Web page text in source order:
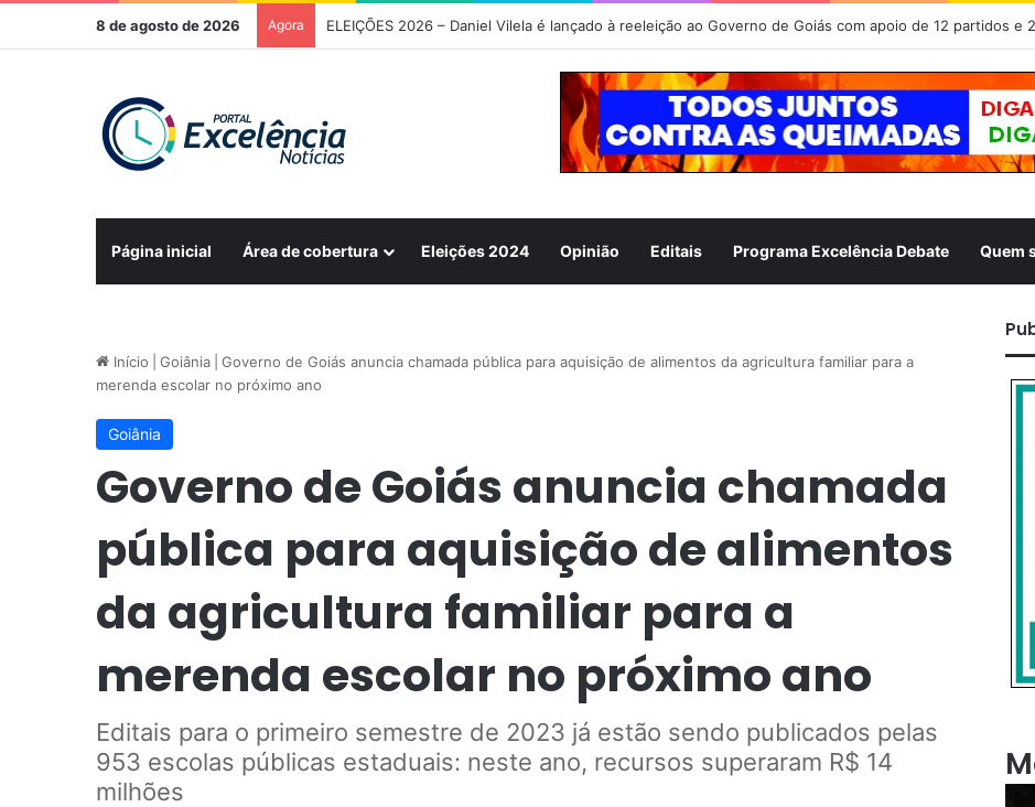
8 de agosto de 2026 Agora
Página inicial Área de cobertura Eleições 2024 Opinião Editais Programa Excelência Debate Quem
Início Goiânia
Governo de Goiás anuncia chamada pública para aquisição de alimentos da agricultura familiar para a
merenda escolar no próximo ano
Goiânia
Governo de Goiás anuncia chamada
pública para aquisição de alimentos
da agricultura familiar para a
merenda escolar no próximo ano
Editais para o primeiro semestre de 2023 já estão sendo publicados pelas
953 escolas públicas estaduais: neste ano, recursos superaram R$ 14
milhões